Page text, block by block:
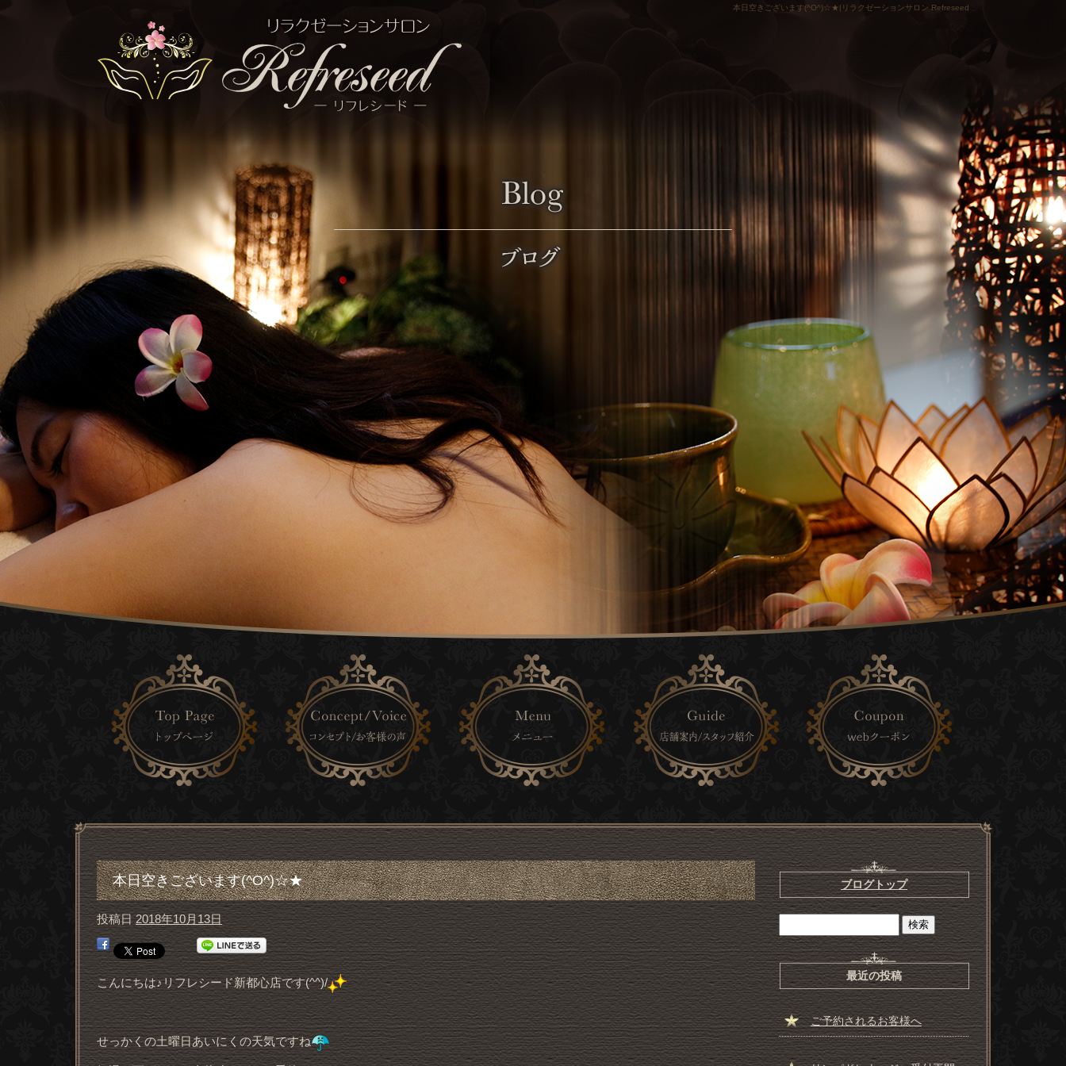
本日空きございます(^O^)☆★|リラクゼーションサロン Refreseed
本日空きございます(^O^)☆★
投稿日 2018年10月13日
こんにちは♪リフレシード新都心店です(^^)/
せっかくの土曜日あいにくの天気ですね
ブログトップ
最近の投稿
ご予約されるお客様へ